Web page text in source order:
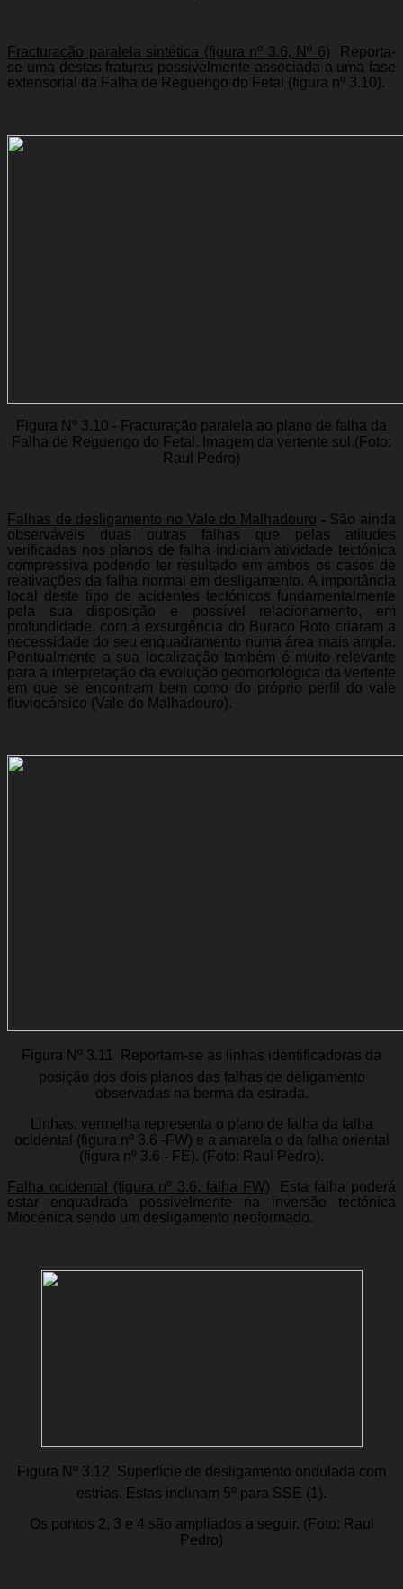
Fracturação paralela sintética (figura nº 3.6, Nº 6)  Reporta-
se uma destas fraturas possivelmente associada a uma fase
extensorial da Falha de Reguengo do Fetal (figura nº 3.10).
Figura Nº 3.10 - Fracturação paralela ao plano de falha da
Falha de Reguengo do Fetal. Imagem da vertente sul.(Foto:
Raul Pedro)
Falhas de desligamento no Vale do Malhadouro -São ainda
observáveis duas outras falhas que pelas atitudes
verificadas nos planos de falha indiciam atividade tectónica
compressiva podendo ter resultado em ambos os casos de
reativações da falha normal em desligamento. A importância
local deste tipo de acidentes tectónicos fundamentalmente
pela sua disposição e possível relacionamento, em
profundidade, com a exsurgência do Buraco Roto criaram a
necessidade do seu enquadramento numa área mais ampla.
Pontualmente a sua localização também é muito relevante
para a interpretação da evolução geomorfológica da vertente
em que se encontram bem como do próprio perfil do vale
fluviocársico (Vale do Malhadouro).
Figura Nº 3.11  Reportam-se as linhas identificadoras da
posição dos dois planos das falhas de deligamento
observadas na berma da estrada.
Linhas: vermelha representa o plano de falha da falha
ocidental (figura nº 3.6 -FW) e a amarela o da falha oriental
(figura nº 3.6 - FE). (Foto: Raul Pedro).
Falha ocidental (figura nº 3.6, falha FW)  Esta falha poderá
estar enquadrada possivelmente na inversão tectónica
Miocénica sendo um desligamento neoformado.
Figura Nº 3.12  Superfície de desligamento ondulada com
estrias. Estas inclinam 5º para SSE (1).
Os pontos 2, 3 e 4 são ampliados a seguir. (Foto: Raul
Pedro)